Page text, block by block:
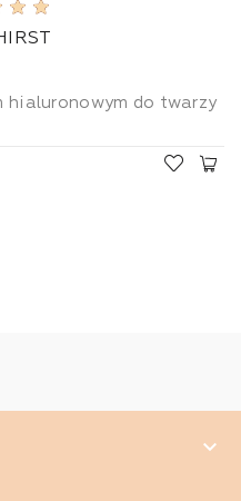
hialuronowym do twarzy
keyboard_arrow_down